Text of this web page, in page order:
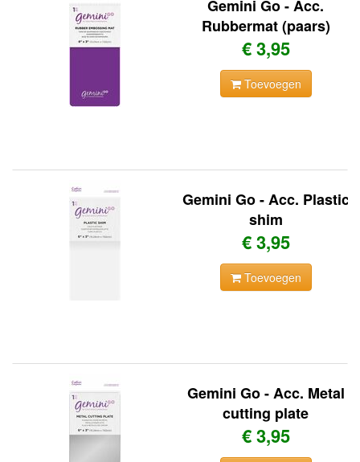
Gemini Go - Acc.
Rubbermat (paars)
€ 3,95
Toevoegen
Gemini Go - Acc. Plastic
shim
€ 3,95
Toevoegen
Gemini Go - Acc. Metal
cutting plate
€ 3,95